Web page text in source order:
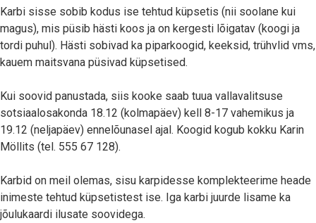
Karbi sisse sobib kodus ise tehtud küpsetis (nii soolane kui
magus), mis püsib hästi koos ja on kergesti lõigatav (koogi ja
tordi puhul). Hästi sobivad ka piparkoogid, keeksid, trühvlid vms,
kauem maitsvana püsivad küpsetised.
Kui soovid panustada, siis kooke saab tuua vallavalitsuse
sotsiaalosakonda 18.12 (kolmapäev) kell 8-17 vahemikus ja
19.12 (neljapäev) ennelõunasel ajal. Koogid kogub kokku Karin
Möllits (tel. 555 67 128).
Karbid on meil olemas, sisu karpidesse komplekteerime heade
inimeste tehtud küpsetistest ise. Iga karbi juurde lisame ka
jõulukaardi ilusate soovidega.